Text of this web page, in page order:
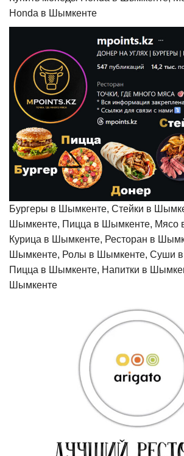
Honda в Шымкенте
Бургеры в Шымкенте, Стейки в
Шымкенте, Пицца в Шымкенте, Мясо
Курица в Шымкенте, Ресторан в
Шымкенте, Ролы в Шымкенте, Суши
Пицца в Шымкенте, Напитки в
Шымкенте